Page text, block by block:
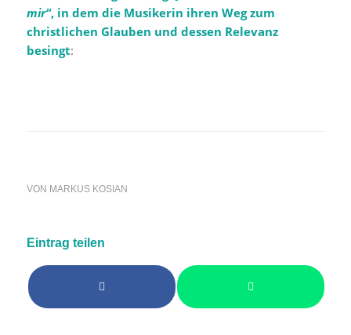
mir“, in dem die Musikerin ihren Weg zum
christlichen Glauben und dessen Relevanz
besingt:
VON MARKUS KOSIAN
Eintrag teilen